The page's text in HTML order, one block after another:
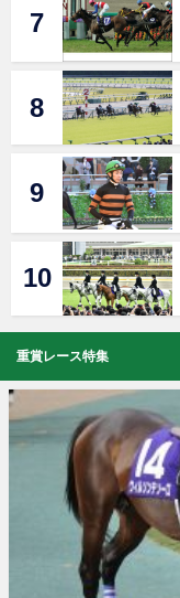
重賞レース特集